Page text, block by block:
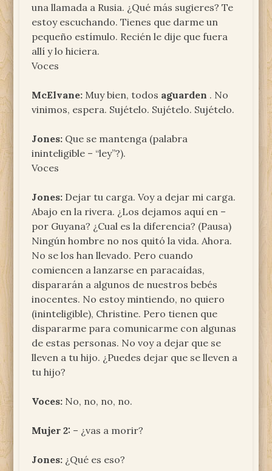
una llamada a Rusia. ¿Qué más sugieres? Te
estoy escuchando. Tienes que darme un
pequeño estímulo. Recién le dije que fuera
allí y lo hiciera.
Voces
McElvane: Muy bien, todos aguarden . No
vinimos, espera. Sujételo. Sujételo. Sujételo.
Jones: Que se mantenga (palabra
ininteligible – “ley”?).
Voces
Jones: Dejar tu carga. Voy a dejar mi carga.
Abajo en la rivera. ¿Los dejamos aquí en –
por Guyana? ¿Cual es la diferencia? (Pausa)
Ningún hombre no nos quitó la vida. Ahora.
No se los han llevado. Pero cuando
comiencen a lanzarse en paracaídas,
dispararán a algunos de nuestros bebés
inocentes. No estoy mintiendo, no quiero
(ininteligible), Christine. Pero tienen que
dispararme para comunicarme con algunas
de estas personas. No voy a dejar que se
lleven a tu hijo. ¿Puedes dejar que se lleven a
tu hijo?
Voces: No, no, no, no.
Mujer 2: – ¿vas a morir?
Jones: ¿Qué es eso?